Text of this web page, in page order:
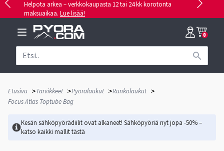
Helpota arkea – verkkokaupasta 12 tai 24 kk korotonta
maksuaikaa. Lue lisää!
0
Etusivu >Tarvikkeet >Pyörälaukut >Runkolaukut >
Focus Atlas Toptube Bag
Kesän sähköpyörädiilit ovat alkaneet! Sähköpyöriä nyt jopa -50% –
katso kaikki mallittästä